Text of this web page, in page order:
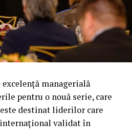
excelență managerială
pentru o nouă serie, care
destinat liderilor care
validat în